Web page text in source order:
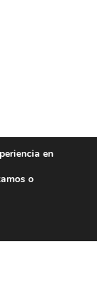
en
o
de cookies RGPD